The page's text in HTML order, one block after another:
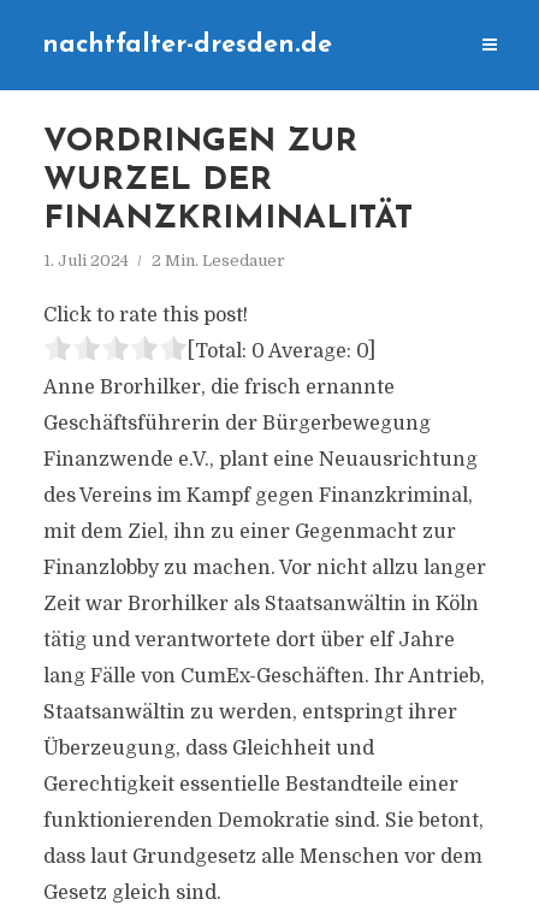
nachtfalter-dresden.de
VORDRINGEN ZUR
WURZEL DER
FINANZKRIMINALITÄT
1. Juli 2024 2 Min. Lesedauer
Click to rate this post!
[Total: 0 Average: 0]
Anne Brorhilker, die frisch ernannte
Geschäftsführerin der Bürgerbewegung
Finanzwende e.V., plant eine Neuausrichtung
des Vereins im Kampf gegen Finanzkriminal,
mit dem Ziel, ihn zu einer Gegenmacht zur
Finanzlobby zu machen. Vor nicht allzu langer
Zeit war Brorhilker als Staatsanwältin in Köln
tätig und verantwortete dort über elf Jahre
lang Fälle von CumEx-Geschäften. Ihr Antrieb,
Staatsanwältin zu werden, entspringt ihrer
Überzeugung, dass Gleichheit und
Gerechtigkeit essentielle Bestandteile einer
funktionierenden Demokratie sind. Sie betont,
dass laut Grundgesetz alle Menschen vor dem
Gesetz gleich sind.